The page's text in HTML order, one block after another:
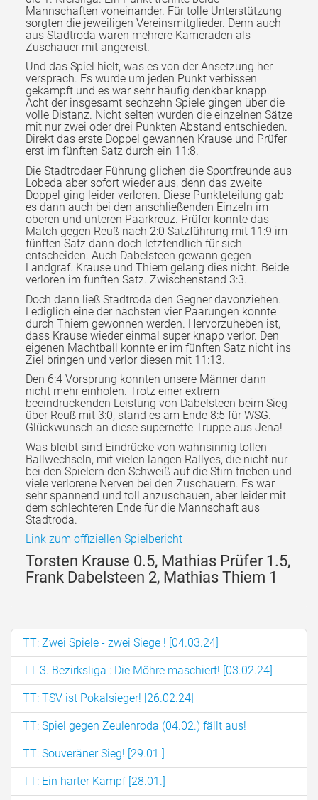
Mannschaften voneinander. Für tolle Unterstützung
sorgten die jeweiligen Vereinsmitglieder. Denn auch
aus Stadtroda waren mehrere Kameraden als
Zuschauer mit angereist.
Und das Spiel hielt, was es von der Ansetzung her
versprach. Es wurde um jeden Punkt verbissen
gekämpft und es war sehr häufig denkbar knapp.
Acht der insgesamt sechzehn Spiele gingen über die
volle Distanz. Nicht selten wurden die einzelnen Sätze
mit nur zwei oder drei Punkten Abstand entschieden.
Direkt das erste Doppel gewannen Krause und Prüfer
erst im fünften Satz durch ein 11:8.
Die Stadtrodaer Führung glichen die Sportfreunde aus
Lobeda aber sofort wieder aus, denn das zweite
Doppel ging leider verloren. Diese Punkteteilung gab
es dann auch bei den anschließenden Einzeln im
oberen und unteren Paarkreuz. Prüfer konnte das
Match gegen Reuß nach 2:0 Satzführung mit 11:9 im
fünften Satz dann doch letztendlich für sich
entscheiden. Auch Dabelsteen gewann gegen
Landgraf. Krause und Thiem gelang dies nicht. Beide
verloren im fünften Satz. Zwischenstand 3:3.
Doch dann ließ Stadtroda den Gegner davonziehen.
Lediglich eine der nächsten vier Paarungen konnte
durch Thiem gewonnen werden. Hervorzuheben ist,
dass Krause wieder einmal super knapp verlor. Den
eigenen Machtball konnte er im fünften Satz nicht ins
Ziel bringen und verlor diesen mit 11:13.
Den 6:4 Vorsprung konnten unsere Männer dann
nicht mehr einholen. Trotz einer extrem
beeindruckenden Leistung von Dabelsteen beim Sieg
über Reuß mit 3:0, stand es am Ende 8:5 für WSG.
Glückwunsch an diese supernette Truppe aus Jena!
Was bleibt sind Eindrücke von wahnsinnig tollen
Ballwechseln, mit vielen langen Rallyes, die nicht nur
bei den Spielern den Schweiß auf die Stirn trieben und
viele verlorene Nerven bei den Zuschauern. Es war
sehr spannend und toll anzuschauen, aber leider mit
dem schlechteren Ende für die Mannschaft aus
Stadtroda.
Link zum offiziellen Spielbericht
Torsten Krause 0.5, Mathias Prüfer 1.5,
Frank Dabelsteen 2, Mathias Thiem 1
TT: Zwei Spiele - zwei Siege ! [04.03.24]
TT 3. Bezirksliga : Die Möhre maschiert! [03.02.24]
TT: TSV ist Pokalsieger! [26.02.24]
TT: Spiel gegen Zeulenroda (04.02.) fällt aus!
TT: Souveräner Sieg! [29.01.]
TT: Ein harter Kampf [28.01.]